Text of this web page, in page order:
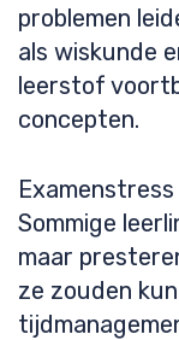
problemen
als wiskunde
leerstof
concepten.
Sommige
maar
ze zouden